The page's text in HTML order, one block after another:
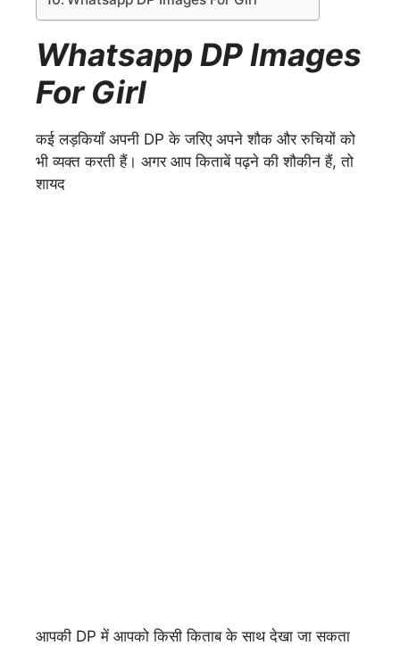
Whatsapp DP Images
For Girl
कई लड़कियाँ अपनी DP के जरिए अपने शौक और रुचियों को
भी व्यक्त करती हैं। अगर आप किताबें पढ़ने की शौकीन हैं, तो
शायद
आपकी DP में आपको किसी किताब के साथ देखा जा सकता